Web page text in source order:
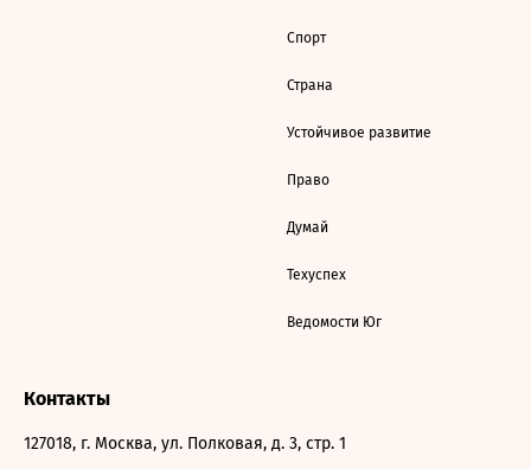
Спорт
Страна
Устойчивое развитие
Право
Думай
Техуспех
Ведомости Юг
Контакты
127018, г. Москва, ул. Полковая, д. 3, стр. 1